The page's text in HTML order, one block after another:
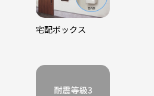
宅配ボックス